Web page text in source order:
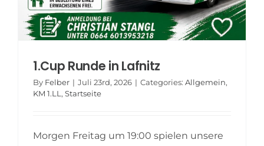
1.Cup Runde in Lafnitz
By Felber | Juli 23rd, 2026 | Categories: Allgemein,
KM 1.LL, Startseite
Morgen Freitag um 19:00 spielen unsere